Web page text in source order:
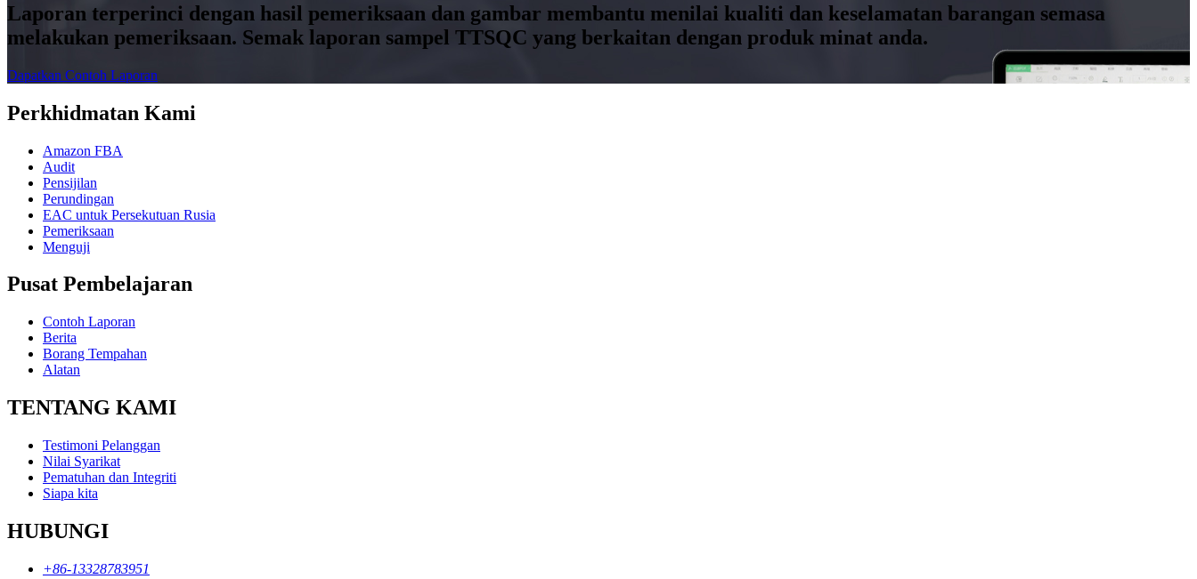
Laporan terperinci dengan hasil pemeriksaan dan gambar membantu menilai kualiti dan keselamatan barangan semasa
melakukan pemeriksaan. Semak laporan sampel TTSQC yang berkaitan dengan produk minat anda.
Dapatkan Contoh Laporan
Perkhidmatan Kami
Amazon FBA
Audit
Pensijilan
Perundingan
EAC untuk Persekutuan Rusia
Pemeriksaan
Menguji
Pusat Pembelajaran
Contoh Laporan
Berita
Borang Tempahan
Alatan
TENTANG KAMI
Testimoni Pelanggan
Nilai Syarikat
Pematuhan dan Integriti
Siapa kita
HUBUNGI
+86-13328783951